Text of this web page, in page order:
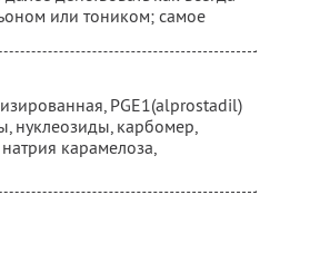
или тоником; самое
PGE1(alprostadil)
нуклеозиды, карбомер,
карамелоза,